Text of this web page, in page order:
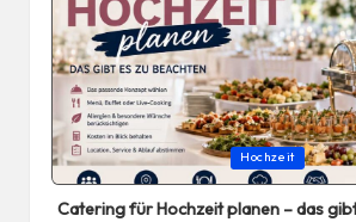
Posted
in
Hochzeit
Catering für Hochzeit planen – das